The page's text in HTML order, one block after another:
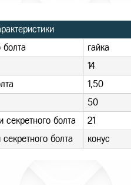
болта
гайка
14
1,50
50
секретного болта
21
болта
конус